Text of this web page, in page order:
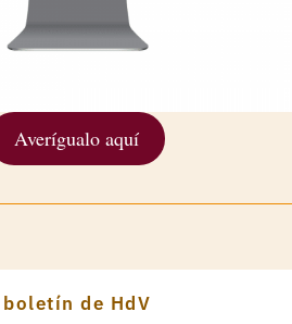
Averígualo aquí
de HdV